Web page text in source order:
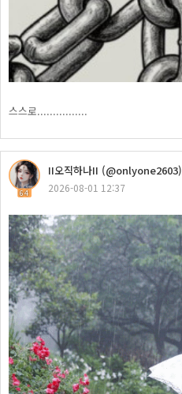
스스로................
64
II오직하나II (@onlyone2603)
2026-08-01 12:37